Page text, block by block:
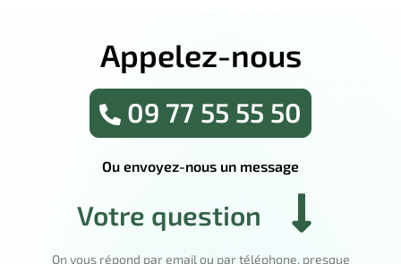
Appelez-nous
09 77 55 55 50
Ou envoyez-nous un message
Votre question
On vous répond par email ou par téléphone, presque